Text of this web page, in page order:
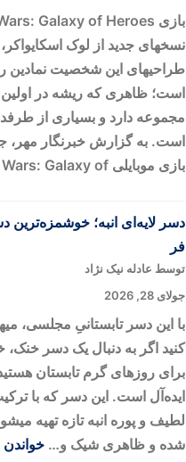
به
سوی
پیشگیری
پیش
از
بحران
نسخهای جدید از لوک اسکایواکر،
طراحیهای این شخصیت نمادین
است؛ ظاهری که ریشه در
مجموعه دارد و بسیاری از
است. به گزارش خبرنگار مهر،
بازی موبایلی Star Wars: Galaxy of…
بازطراحی
لوک
اسکایواکر
از
ایدههای
اولیه؛
نسخهای
تازه
از
دسر لایه‌ای انبه؛ خوشمزه‌ترین
فر
توسط عادله نیک نژاد
جولای 28, 2026
با این دسر تابستانیِ مجلسی،
کنید اگر به دنبال یک دسر
برای روزهای گرم تابستان
ایده‌آل است. این دسر که با
لطیف و پوره انبه تازه تهیه
شده و ظاهری شیک و… خواندن